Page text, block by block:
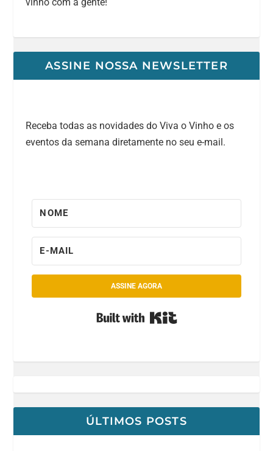
vinho com a gente!
ASSINE NOSSA NEWSLETTER
Receba todas as novidades do Viva o Vinho e os
eventos da semana diretamente no seu e-mail.
ASSINE AGORA
ÚLTIMOS POSTS